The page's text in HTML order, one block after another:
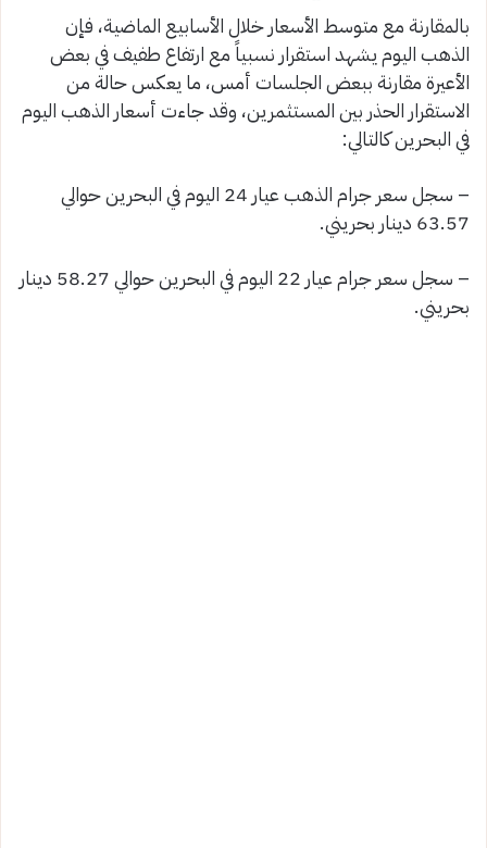
بالمقارنة مع متوسط الأسعار خلال الأسابيع الماضية، فإن
الذهب اليوم يشهد استقرار نسبياً مع ارتفاع طفيف في بعض
الأعيرة مقارنة ببعض الجلسات أمس، ما يعكس حالة من
الاستقرار الحذر بين المستثمرين، وقد جاءت أسعار الذهب اليوم
في البحرين كالتالي:
– سجل سعر جرام الذهب عيار 24 اليوم في البحرين حوالي
63.57 دينار بحريني.
– سجل سعر جرام عيار 22 اليوم في البحرين حوالي 58.27 دينار
بحريني.